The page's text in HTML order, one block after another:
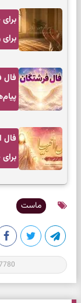
ماست